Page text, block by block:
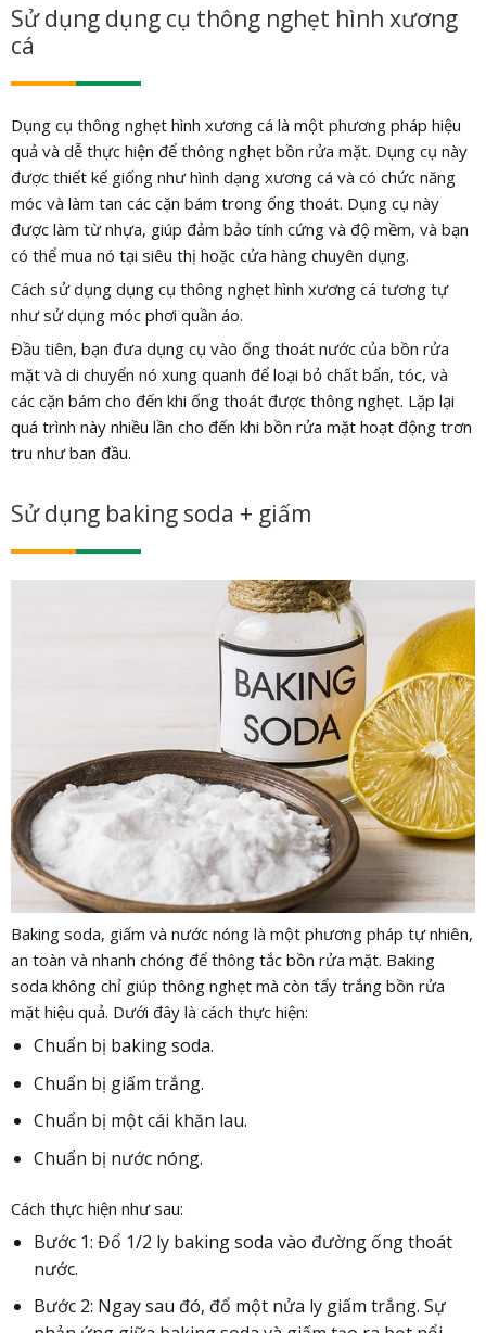
Sử dụng dụng cụ thông nghẹt hình xương
cá
Dụng cụ thông nghẹt hình xương cá là một phương pháp hiệu
quả và dễ thực hiện để thông nghẹt bồn rửa mặt. Dụng cụ này
được thiết kế giống như hình dạng xương cá và có chức năng
móc và làm tan các cặn bám trong ống thoát. Dụng cụ này
được làm từ nhựa, giúp đảm bảo tính cứng và độ mềm, và bạn
có thể mua nó tại siêu thị hoặc cửa hàng chuyên dụng.
Cách sử dụng dụng cụ thông nghẹt hình xương cá tương tự
như sử dụng móc phơi quần áo.
Đầu tiên, bạn đưa dụng cụ vào ống thoát nước của bồn rửa
mặt và di chuyển nó xung quanh để loại bỏ chất bẩn, tóc, và
các cặn bám cho đến khi ống thoát được thông nghẹt. Lặp lại
quá trình này nhiều lần cho đến khi bồn rửa mặt hoạt động trơn
tru như ban đầu.
Sử dụng baking soda + giấm
Baking soda, giấm và nước nóng là một phương pháp tự nhiên,
an toàn và nhanh chóng để thông tắc bồn rửa mặt. Baking
soda không chỉ giúp thông nghẹt mà còn tẩy trắng bồn rửa
mặt hiệu quả. Dưới đây là cách thực hiện:
Chuẩn bị baking soda.
Chuẩn bị giấm trắng.
Chuẩn bị một cái khăn lau.
Chuẩn bị nước nóng.
Cách thực hiện như sau:
Bước 1: Đổ 1/2 ly baking soda vào đường ống thoát
nước.
Bước 2: Ngay sau đó, đổ một nửa ly giấm trắng. Sự